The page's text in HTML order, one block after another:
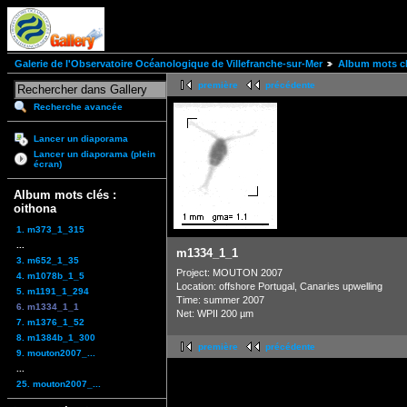
Galerie de l'Observatoire Océanologique de Villefranche-sur-Mer Album mots
Recherche avancée
Lancer un diaporama
Lancer un diaporama (plein
écran)
Album mots clés :
oithona
1. m373_1_315
3. m652_1_35
4. m1078b_1_5
5. m1191_1_294
6. m1334_1_1
7. m1376_1_52
8. m1384b_1_300
9. mouton2007_...
25. mouton2007_...
première précédente
m1334_1_1
Project: MOUTON 2007
Location: offshore Portugal, Canaries upwelling
Time: summer 2007
Net: WPII 200 µm
première précédente